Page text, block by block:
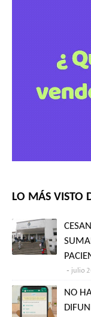
LO MÁS VISTO
julio
NO